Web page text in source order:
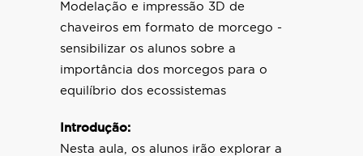
Modelação e impressão 3D de
chaveiros em formato de morcego -
sensibilizar os alunos sobre a
importância dos morcegos para o
equilíbrio dos ecossistemas
Introdução:
Nesta aula, os alunos irão explorar a